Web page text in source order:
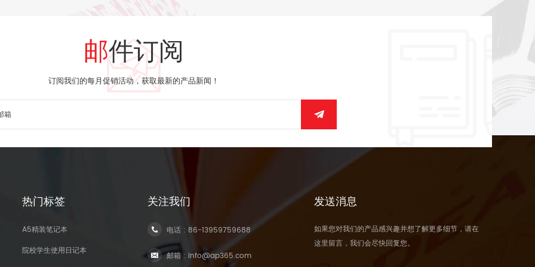
邮件订阅
订阅我们的每月促销活动，获取最新的产品新闻！
热门标签
A5精装笔记本
院校学生使用日记本
关注我们
电话 :86-13959759688
邮箱 : info@ap365.com
发送消息
如果您对我们的产品感兴趣并想了解更多细节，请在
这里留言，我们会尽快回复您。